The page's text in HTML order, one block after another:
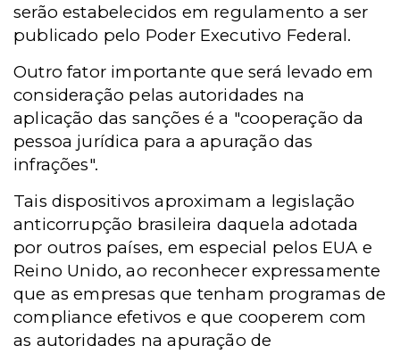
serão estabelecidos em regulamento a ser
publicado pelo Poder Executivo Federal.
Outro fator importante que será levado em
consideração pelas autoridades na
aplicação das sanções é a "cooperação da
pessoa jurídica para a apuração das
infrações".
Tais dispositivos aproximam a legislação
anticorrupção brasileira daquela adotada
por outros países, em especial pelos EUA e
Reino Unido, ao reconhecer expressamente
que as empresas que tenham programas de
compliance efetivos e que cooperem com
as autoridades na apuração de